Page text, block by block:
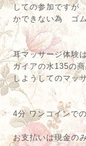
しての参加です
かできない為 ゴ
耳マッサージ体
ガイアの水135の
しようしてのマッ
4分 ワンコインで
お支払いは現金の